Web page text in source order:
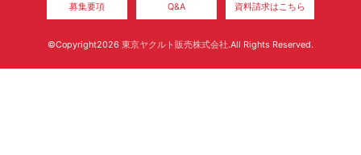
募集要項 Q&A 資料請求はこちら
©Copyright2026 東京ヤクルト販売株式会社.All Rights Reserved.